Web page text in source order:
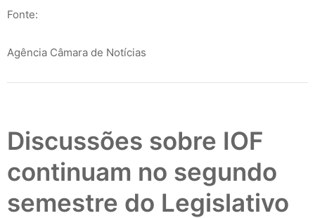
Fonte:
Agência Câmara de Notícias
Discussões sobre IOF
continuam no segundo
semestre do Legislativo